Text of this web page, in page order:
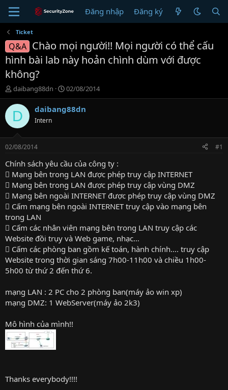
Đăng nhập Đăng ký
Ticket
Q&A Chào mọi người!! Mọi người có thể cấu
hình bài lab này hoản chình dùm với được
không?
T
h
r
e
d
s
t
a
r
t
e
r
daibang88dn
N
g
à
y
02/08/2014
D daibang88dn
Intern
02/08/2014 #1
Chính sách yêu cầu của công ty :
 Mạng bên trong LAN được phép truy cập INTERNET
 Mạng bên trong LAN được phép truy cập vùng DMZ
 Mạng bên ngoài INTERNET được phép truy cập vùng DMZ
 Cấm mạng bên ngoài INTERNET truy cập vào mạng bên
trong LAN
 Cấm các nhân viên mạng bên trong LAN truy cập các
Website đồi trụy và Web game, nhạc…
 Cấm các phòng ban gồm kế toán, hành chính…. truy cập
Website trong thời gian sáng 7h00-11h00 và chiều 1h00-
5h00 từ thứ 2 đến thứ 6.
mạng LAN : 2 PC cho 2 phòng ban(máy ảo win xp)
mạng DMZ: 1 WebServer(máy ảo 2k3)
Mô hình của mình!!
Thanks everybody!!!!